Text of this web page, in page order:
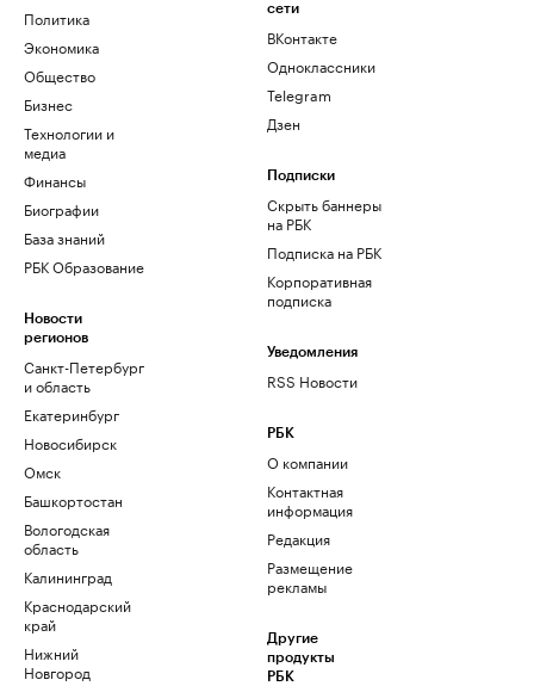
Политика
Экономика
Общество
Бизнес
Технологии и
медиа
Финансы
Биографии
База знаний
РБК Образование
Новости
регионов
Санкт-Петербург
и область
Екатеринбург
Новосибирск
Омск
Башкортостан
Вологодская
область
Калининград
Краснодарский
край
Нижний
Новгород
сети
ВКонтакте
Одноклассники
Telegram
Дзен
Подписки
Скрыть баннеры
на РБК
Подписка на РБК
Корпоративная
подписка
Уведомления
RSS Новости
РБК
О компании
Контактная
информация
Редакция
Размещение
рекламы
Другие
продукты
РБК